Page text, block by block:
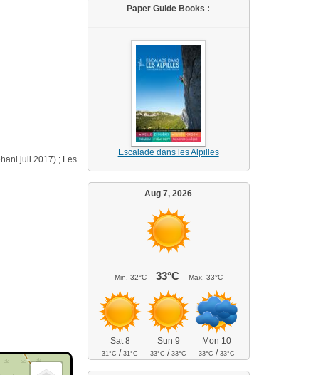
juil 2017) ; Les
Paper Guide Books :
Escalade dans les Alpilles
Aug 7, 2026
Min. 32°C 33°C Max. 33°C
Sat 8
31°C /31°C
Sun 9
33°C /33°C
Mon 10
33°C /33°C